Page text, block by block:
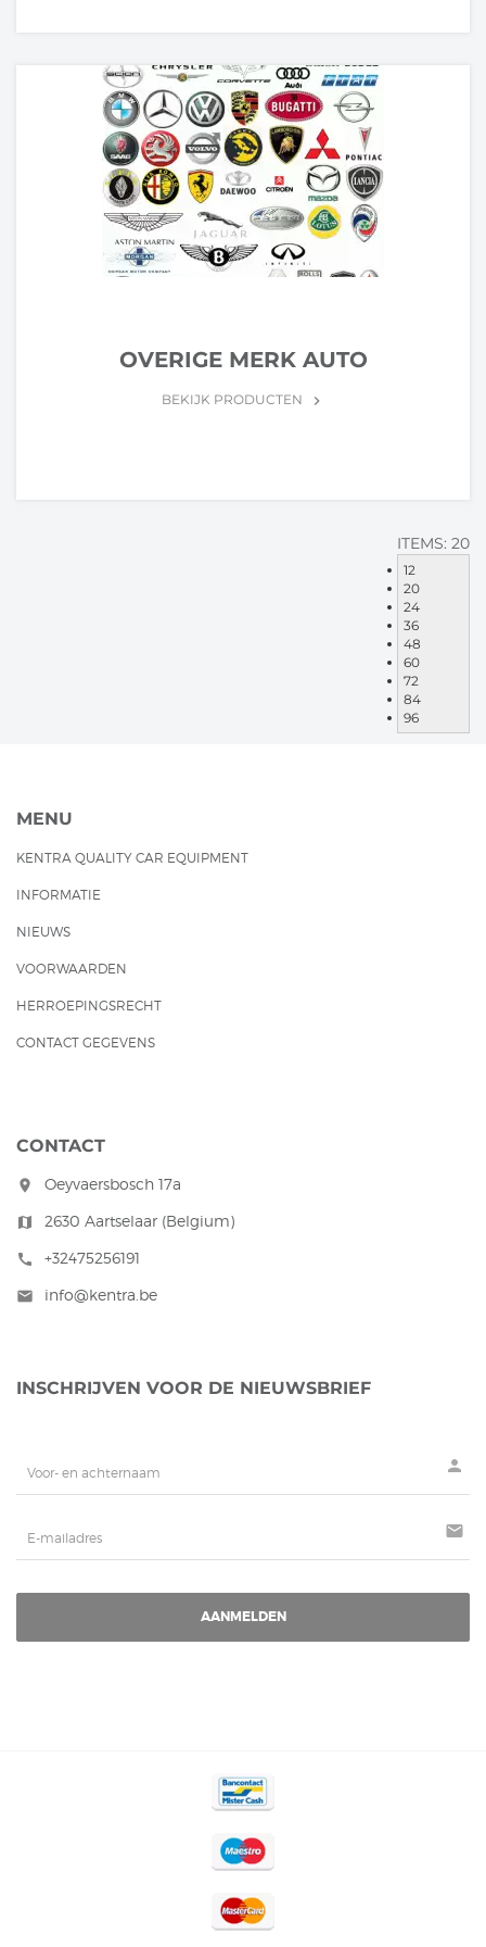
OVERIGE MERK AUTO
BEKIJK PRODUCTEN keyboard_arrow_right
ITEMS: 20
12
20
24
36
48
60
72
84
96
MENU
KENTRA QUALITY CAR EQUIPMENT
INFORMATIE
NIEUWS
VOORWAARDEN
HERROEPINGSRECHT
CONTACT GEGEVENS
CONTACT
room Oeyvaersbosch 17a
map 2630 Aartselaar (Belgium)
call +32475256191
mail info@kentra.be
INSCHRIJVEN VOOR DE NIEUWSBRIEF
person
mail
AANMELDEN